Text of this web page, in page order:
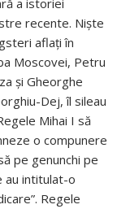
a istoriei
recente. Niște
aflați în
Moscovei, Petru
și Gheorghe
Dej, îl sileau
Mihai I să
o compunere
pe genunchi pe
au intitulat-o
Regele